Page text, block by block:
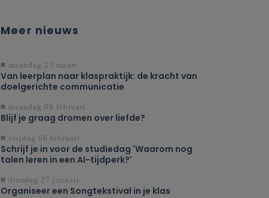
Meer nieuws
maandag 23 maart
Van leerplan naar klaspraktijk: de kracht van
doelgerichte communicatie
maandag 09 februari
Blijf je graag dromen over liefde?
vrijdag 06 februari
Schrijf je in voor de studiedag 'Waarom nog
talen leren in een AI-tijdperk?'
dinsdag 27 januari
Organiseer een Songtekstival in je klas